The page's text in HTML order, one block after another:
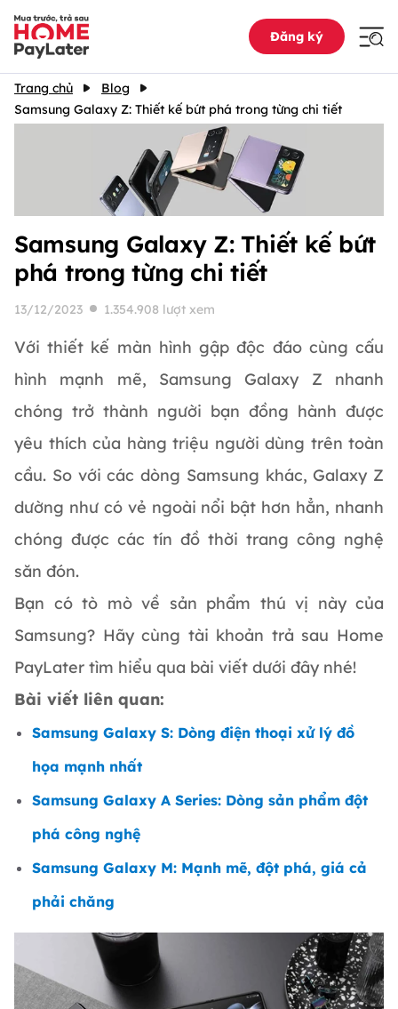
Đăng ký
Trang chủ
Blog
Samsung Galaxy Z: Thiết kế bứt phá trong từng chi tiết
Samsung Galaxy Z: Thiết kế bứt
phá trong từng chi tiết
13/12/2023 1.354.908 lượt xem
Với thiết kế màn hình gập độc đáo cùng cấu
hình mạnh mẽ, Samsung Galaxy Z nhanh
chóng trở thành người bạn đồng hành được
yêu thích của hàng triệu người dùng trên toàn
cầu. So với các dòng Samsung khác, Galaxy Z
dường như có vẻ ngoài nổi bật hơn hẳn, nhanh
chóng được các tín đồ thời trang công nghệ
săn đón.
Bạn có tò mò về sản phẩm thú vị này của
Samsung? Hãy cùng tài khoản trả sau Home
PayLater tìm hiểu qua bài viết dưới đây nhé!
Bài viết liên quan:
Samsung Galaxy S: Dòng điện thoại xử lý đồ
họa mạnh nhất
Samsung Galaxy A Series: Dòng sản phẩm đột
phá công nghệ
Samsung Galaxy M: Mạnh mẽ, đột phá, giá cả
phải chăng